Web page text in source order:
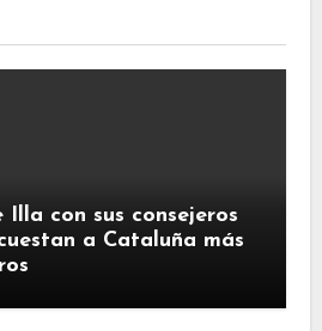
Illa con sus consejeros
a Cataluña más